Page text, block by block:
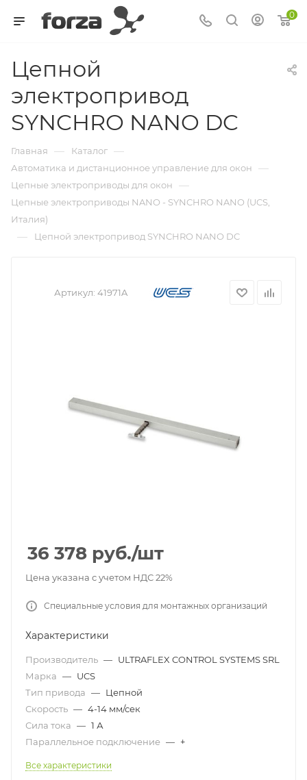
0
Цепной
электропривод
SYNCHRO NANO DC
Главная — Каталог —
Автоматика и дистанционное управление для окон —
Цепные электроприводы для окон —
Цепные электроприводы NANO - SYNCHRO NANO (UCS,
Италия)
— Цепной электропривод SYNCHRO NANO DC
Артикул: 41971A
36 378 руб./шт
Цена указана с учетом НДС 22%
Специальные условия для монтажных организаций
Характеристики
Производитель — ULTRAFLEX CONTROL SYSTEMS SRL
Марка — UCS
Тип привода — Цепной
Скорость — 4-14 мм/сек
Сила тока — 1 А
Параллельное подключение — +
Все характеристики